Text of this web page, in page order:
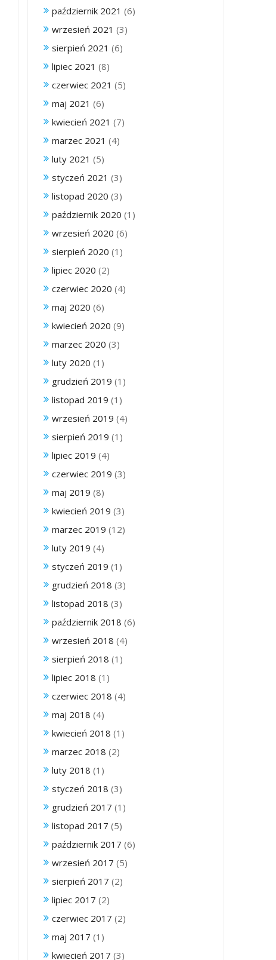
październik 2021 (6)
wrzesień 2021 (3)
sierpień 2021 (6)
lipiec 2021 (8)
czerwiec 2021 (5)
maj 2021 (6)
kwiecień 2021 (7)
marzec 2021 (4)
luty 2021 (5)
styczeń 2021 (3)
listopad 2020 (3)
październik 2020 (1)
wrzesień 2020 (6)
sierpień 2020 (1)
lipiec 2020 (2)
czerwiec 2020 (4)
maj 2020 (6)
kwiecień 2020 (9)
marzec 2020 (3)
luty 2020 (1)
grudzień 2019 (1)
listopad 2019 (1)
wrzesień 2019 (4)
sierpień 2019 (1)
lipiec 2019 (4)
czerwiec 2019 (3)
maj 2019 (8)
kwiecień 2019 (3)
marzec 2019 (12)
luty 2019 (4)
styczeń 2019 (1)
grudzień 2018 (3)
listopad 2018 (3)
październik 2018 (6)
wrzesień 2018 (4)
sierpień 2018 (1)
lipiec 2018 (1)
czerwiec 2018 (4)
maj 2018 (4)
kwiecień 2018 (1)
marzec 2018 (2)
luty 2018 (1)
styczeń 2018 (3)
grudzień 2017 (1)
listopad 2017 (5)
październik 2017 (6)
wrzesień 2017 (5)
sierpień 2017 (2)
lipiec 2017 (2)
czerwiec 2017 (2)
maj 2017 (1)
kwiecień 2017 (3)